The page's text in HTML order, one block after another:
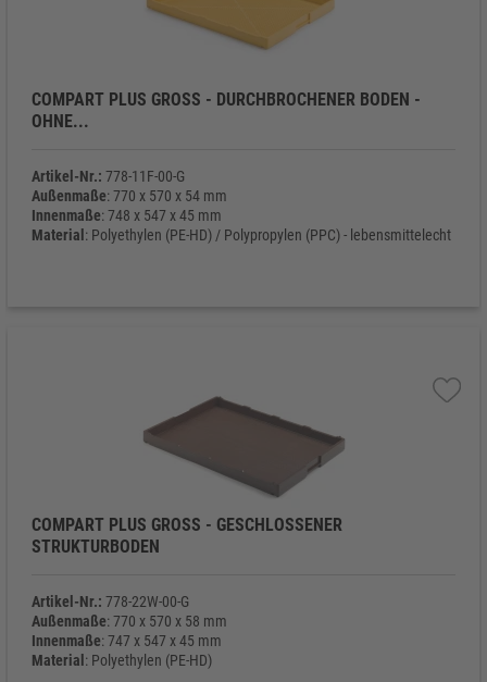
COMPART PLUS GROSS - DURCHBROCHENER BODEN - O
HNE...
Artikel-Nr.: 778-11F-00-G
Außenmaße: 770 x 570 x 54 mm
Innenmaße: 748 x 547 x 45 mm
Material : Polyethylen (PE-HD) / Polypropylen (PPC) - lebensmittelecht
COMPART PLUS GROSS - GESCHLOSSENER S
TRUKTURBODEN
Artikel-Nr.: 778-22W-00-G
Außenmaße: 770 x 570 x 58 mm
Innenmaße: 747 x 547 x 45 mm
Material : Polyethylen (PE-HD)